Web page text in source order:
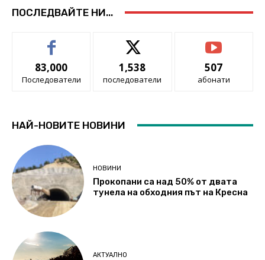
ПОСЛЕДВАЙТЕ НИ...
83,000
Последователи
1,538
последователи
507
абонати
НАЙ-НОВИТЕ НОВИНИ
НОВИНИ
Прокопани са над 50% от двата
тунела на обходния път на Кресна
АКТУАЛНО